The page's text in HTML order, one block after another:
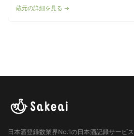
蔵元の詳細を見る →
日本酒登録数業界No.1の日本酒記録サービス